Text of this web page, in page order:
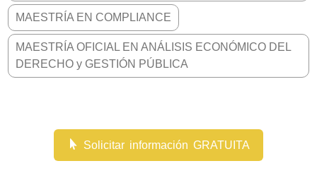
MAESTRÍA EN COMPLIANCE
MAESTRÍA OFICIAL EN ANÁLISIS ECONÓMICO DEL
DERECHO y GESTIÓN PÚBLICA
Solicitar información GRATUITA